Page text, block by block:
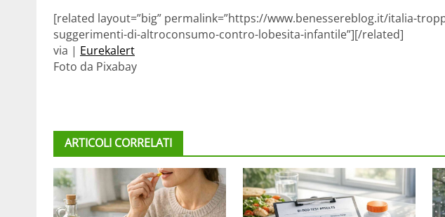
[related layout=”big” permalink=”https://www.benessereblog.it/italia-
suggerimenti-di-altroconsumo-contro-lobesita-infantile”][/related]
via | Eurekalert
Foto da Pixabay
ARTICOLI CORRELATI